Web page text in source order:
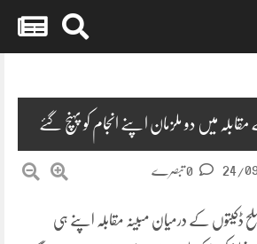
میں دو ملزمان اپنے انجام کو پہنچ گئے
24/
ڈکیتوں کے درمیان مبینہ مقابلہ اپنے ہی